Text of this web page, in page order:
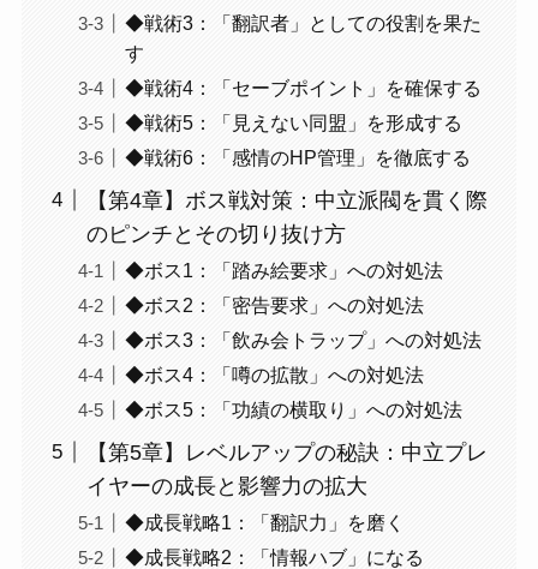
◆戦術3：「翻訳者」としての役割を果た
す
◆戦術4：「セーブポイント」を確保する
◆戦術5：「見えない同盟」を形成する
◆戦術6：「感情のHP管理」を徹底する
【第4章】ボス戦対策：中立派閥を貫く際
のピンチとその切り抜け方
◆ボス1：「踏み絵要求」への対処法
◆ボス2：「密告要求」への対処法
◆ボス3：「飲み会トラップ」への対処法
◆ボス4：「噂の拡散」への対処法
◆ボス5：「功績の横取り」への対処法
【第5章】レベルアップの秘訣：中立プレ
イヤーの成長と影響力の拡大
◆成長戦略1：「翻訳力」を磨く
◆成長戦略2：「情報ハブ」になる